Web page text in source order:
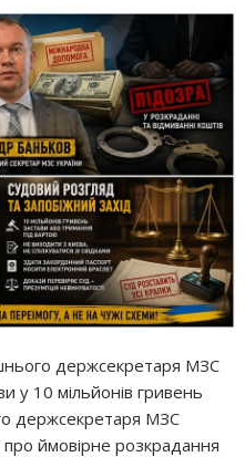
держсекретаря МЗС
у 10 мільйонів гривень
держсекретаря МЗС
ймовірне розкрадання